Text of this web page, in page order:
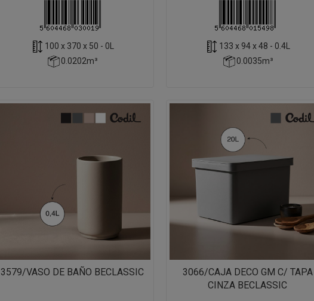
100 x 370 x 50 - 0L
0.0202m³
133 x 94 x 48 - 0.4L
0.0035m³
3579/VASO DE BAÑO BECLASSIC
3066/CAJA DECO GM C/ TAPA
CINZA BECLASSIC